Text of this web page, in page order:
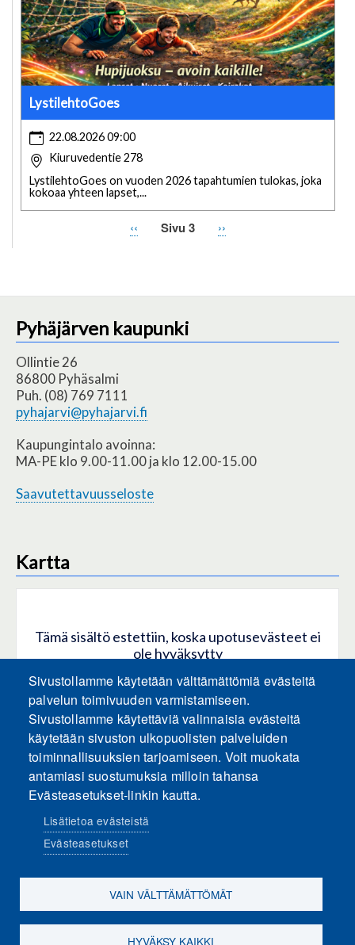
LystilehtoGoes
22.08.2026 09:00
Kiuruvedentie 278
LystilehtoGoes on vuoden 2026 tapahtumien tulokas, joka
kokoaa yhteen lapset,...
Edellinen
‹‹ Sivu 3
Seuraava
››
Pyhäjärven kaupunki
Ollintie 26
86800 Pyhäsalmi
Puh. (08) 769 7111
pyhajarvi@pyhajarvi.fi
Kaupungintalo avoinna:
MA-PE klo 9.00-11.00 ja klo 12.00-15.00
Saavutettavuusseloste
Kartta
Tämä sisältö estettiin, koska upotusevästeet ei
ole hyväksytty
HYVÄKSY KAIKKI EVÄSTEET
Hyväksy vain upotusevästeet
Sosiaalinen media
Sivustollamme käytetään välttämättömiä evästeitä
palvelun toimivuuden varmistamiseen.
Sivustollamme käytettäviä valinnaisia evästeitä
käytetään sivuston ulkopuolisten palveluiden
toiminnallisuuksien tarjoamiseen. Voit muokata
antamiasi suostumuksia milloin tahansa
Evästeasetukset-linkin kautta.
Lisätietoa evästeistä
Evästeasetukset
VAIN VÄLTTÄMÄTTÖMÄT
HYVÄKSY KAIKKI